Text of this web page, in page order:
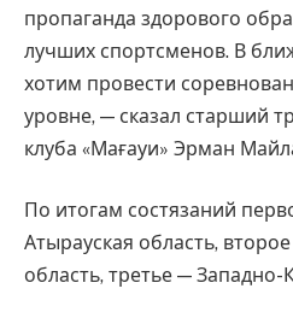
пропаганда здорового
лучших спортсменов. В
хотим провести
уровне, — сказал старший
клуба «Мағауи» Эрман
По итогам состязаний
Атырауская область,
область, третье — Западно-